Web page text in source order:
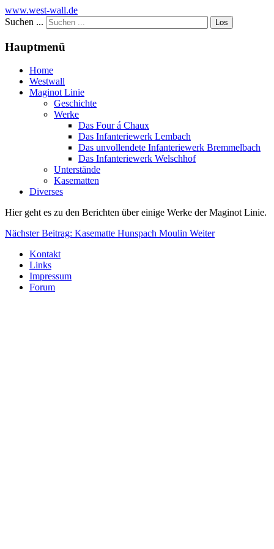
www.west-wall.de
Suchen ...
Los
Hauptmenü
Home
Westwall
Maginot Linie
Geschichte
Werke
Das Four á Chaux
Das Infanteriewerk Lembach
Das unvollendete Infanteriewerk Bremmelbach
Das Infanteriewerk Welschhof
Unterstände
Kasematten
Diverses
Hier geht es zu den Berichten über einige Werke der Maginot Linie.
Nächster Beitrag: Kasematte Hunspach Moulin Weiter
Kontakt
Links
Impressum
Forum